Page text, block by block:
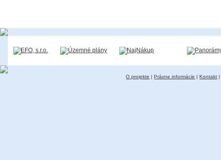
O projekte |Právne informácie |Kontakt